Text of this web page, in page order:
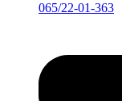
065/22-01-363